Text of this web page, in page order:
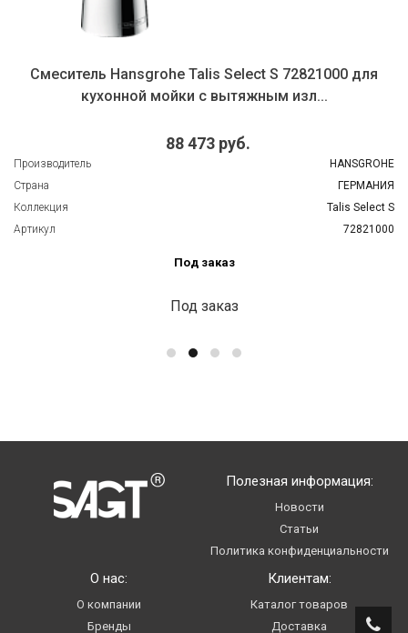
Смеситель Hansgrohe Talis Select S 72821000 для
кухонной мойки с вытяжным изл...
88 473 руб.
Производитель
HANSGROHE
Страна
ГЕРМАНИЯ
Коллекция
Talis Select S
Артикул
72821000
Под заказ
Под заказ
О нас:
О компании
Бренды
Клиентам:
Каталог товаров
Доставка
Полезная информация:
Новости
Статьи
Политика конфиденциальности